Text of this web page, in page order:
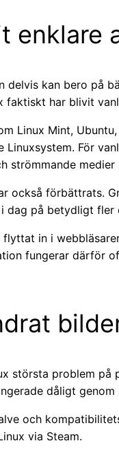
enklare
delvis kan bero på
har blivit
Linux Mint,
Linuxsystem. För
strömmande
också förbättrats.
dag på betydligt
in i
fungerar därför
största problem på
dåligt
och
via Steam.